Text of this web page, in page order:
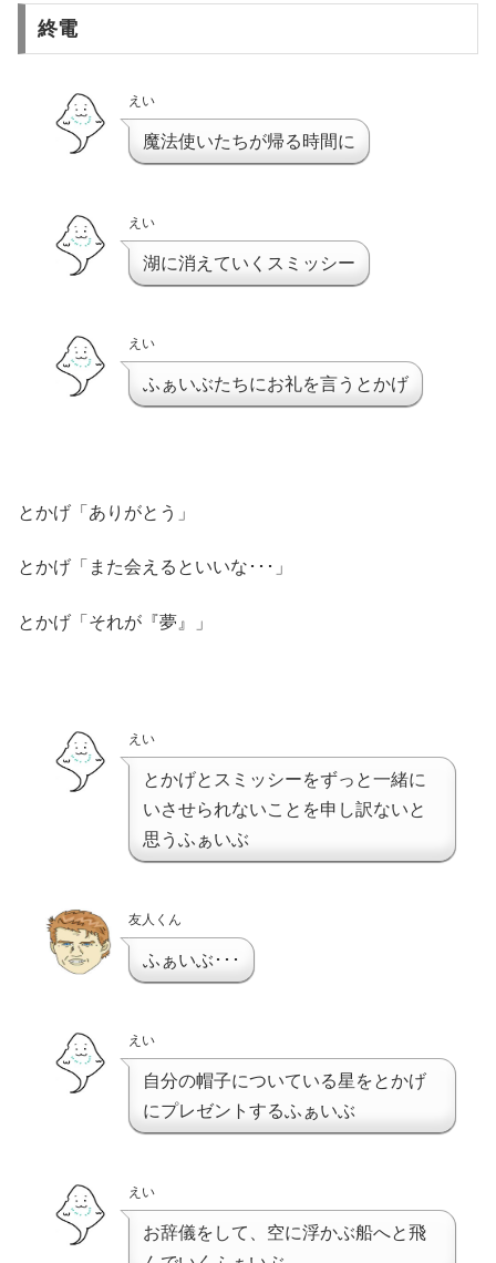
終電
えい
魔法使いたちが帰る時間に
えい
湖に消えていくスミッシー
えい
ふぁいぶたちにお礼を言うとかげ
とかげ「ありがとう」
とかげ「また会えるといいな･･･」
とかげ「それが『夢』」
えい
とかげとスミッシーをずっと一緒に
いさせられないことを申し訳ないと
思うふぁいぶ
友人くん
ふぁいぶ･･･
えい
自分の帽子についている星をとかげ
にプレゼントするふぁいぶ
えい
お辞儀をして、空に浮かぶ船へと飛